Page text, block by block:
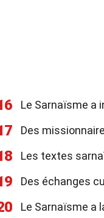
Le Sarnaïsme a
Des
Les textes
Des échanges
Le Sarnaïsme a